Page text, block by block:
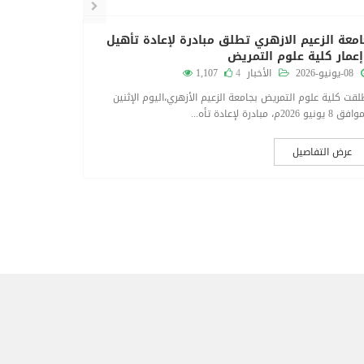
الزعيم الازهري تطلق مبادرة لإعادة تأهيل
كلية علوم التمريض
الأخبار 4
1,107
كلية علوم التمريض بجامعة الزعيم الأزهري،اليوم الإثنين
2026م، مبادرة لإعادة تأه...
عرض التفاصيل